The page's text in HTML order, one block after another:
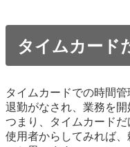
タイムカード
タイムカードでの時間
退勤がなされ、業務を
つまり、タイムカード
使用者からしてみれば